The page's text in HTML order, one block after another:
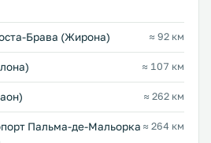
Брава (Жирона) ≈ 92 км
≈ 107 км
≈ 262 км
Пальма-де-Мальорка ≈ 264 км